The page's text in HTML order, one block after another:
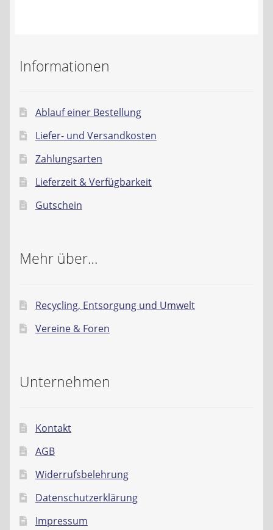
Widerrufsbelehrung
Datenschutzerklärung
Impressum
Informationen
Ablauf einer Bestellung
Liefer- und Versandkosten
Zahlungsarten
Lieferzeit & Verfügbarkeit
Gutschein
Mehr über…
Recycling, Entsorgung und Umwelt
Vereine & Foren
Unternehmen
Kontakt
AGB
Widerrufsbelehrung
Datenschutzerklärung
Impressum